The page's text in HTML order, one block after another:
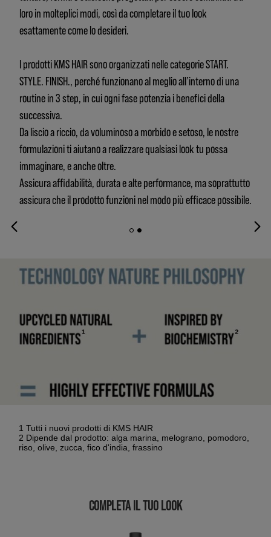
loro in molteplici modi, così da completare il tuo look
esattamente come lo desideri.
I prodotti KMS HAIR sono organizzati nelle categorie START.
STYLE. FINISH., perché funzionano al meglio all’interno di una
routine in 3 step, in cui ogni fase potenzia i benefici della
successiva.
Da liscio a riccio, da voluminoso a morbido e setoso, le nostre
formulazioni ti aiutano a realizzare qualsiasi look tu possa
immaginare, e anche oltre.
Assicura affidabilità, durata e alte performance, ma soprattutto
assicura che il prodotto funzioni nel modo più efficace possibile.
1 Tutti i nuovi prodotti di KMS HAIR
2 Dipende dal prodotto: alga marina, melograno, pomodoro,
riso, olive, zucca, fico d'india, frassino
COMPLETA IL TUO LOOK